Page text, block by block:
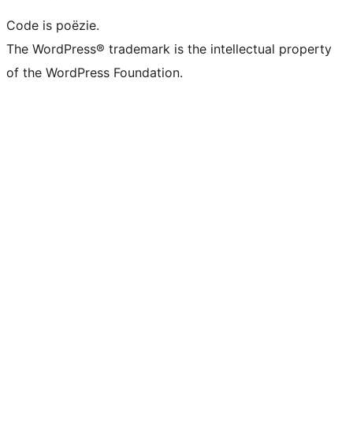
Code is poëzie.
The WordPress® trademark is the intellectual property
of the WordPress Foundation.